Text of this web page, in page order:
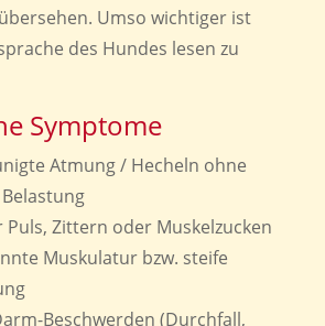
Umso wichtiger ist
des Hundes lesen zu
Symptome
Atmung / Hecheln ohne
Puls, Zittern oder Muskelzucken
Muskulatur bzw. steife
Beschwerden (Durchfall,